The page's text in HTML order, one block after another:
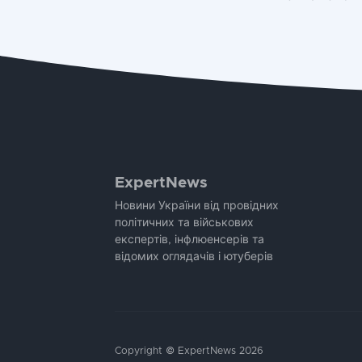
ExpertNews
Новини України від провідних
політичних та військових
експертів, інфлюенсерів та
відомих оглядачів і ютуберів
Copyright © ExpertNews 2026